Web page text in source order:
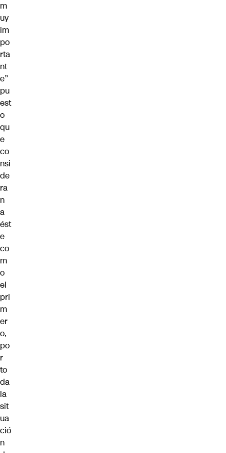
m
uy
im
po
rta
nt
e”
pu
est
o
qu
e
co
nsi
de
ra
n
a
ést
e
co
m
o
el
pri
m
er
o,
po
r
to
da
la
sit
ua
ció
n